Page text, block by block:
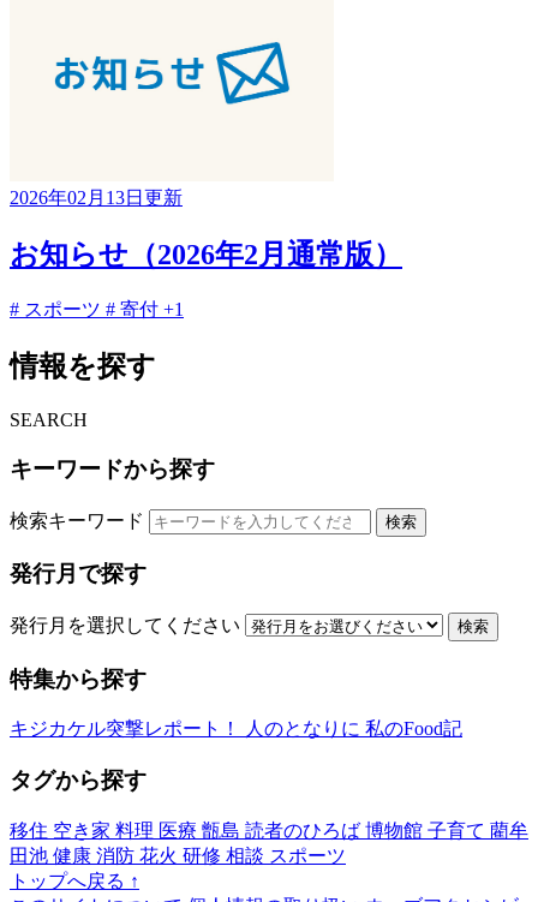
2026年02月13日更新
お知らせ（2026年2月通常版）
# スポーツ # 寄付 +1
情報を探す
SEARCH
キーワードから探す
検索キーワード 検索
発行月で探す
発行月を選択してください 検索
特集から探す
キジカケル突撃レポート！ 人のとなりに 私のFood記
タグから探す
移住 空き家 料理 医療 甑島 読者のひろば 博物館 子育て 藺牟
田池 健康 消防 花火 研修 相談 スポーツ
トップへ戻る ↑